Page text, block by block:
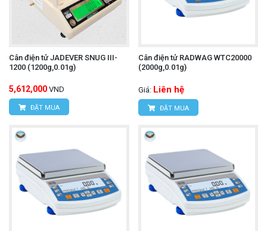
Cân điện tử JADEVER SNUG III-
1200 (1200g,0.01g)
5,612,000 VND
ĐẶT MUA
Cân điện tử RADWAG WTC20000
(2000g,0.01g)
Giá: Liên hệ
ĐẶT MUA